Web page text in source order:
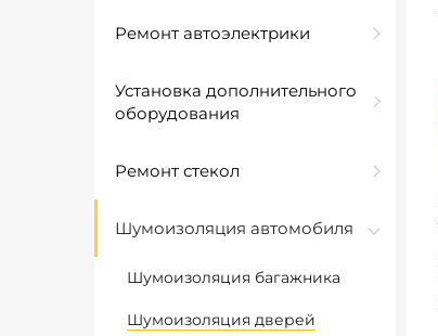
Ремонт автоэлектрики
Установка дополнительного
оборудования
Ремонт стекол
Шумоизоляция автомобиля
Шумоизоляция багажника
Шумоизоляция дверей